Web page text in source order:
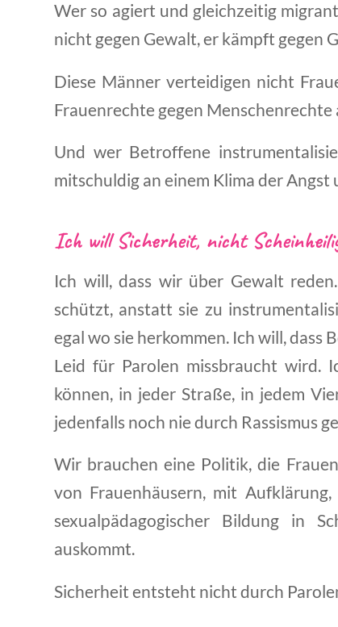
Wer so agiert und gleichzeitig
nicht gegen Gewalt, er kämpft gegen
Diese Männer verteidigen nicht
Frauenrechte gegen
Und wer Betroffene
mitschuldig an einem Klima der Angst
Ich will Sicherheit, nicht
Ich will, dass wir über Gewalt
schützt, anstatt sie zu
egal wo sie herkommen. Ich will, dass
Leid für Parolen missbraucht wird.
können, in jeder Straße, in jedem
jedenfalls noch nie durch Rassismus
Wir brauchen eine Politik, die
von Frauenhäusern, mit
sexualpädagogischer Bildung in
auskommt.
Sicherheit entsteht nicht durch